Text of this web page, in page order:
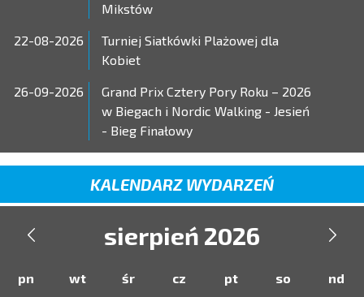
Mikstów
22-08-2026
Turniej Siatkówki Plażowej dla
Kobiet
26-09-2026
Grand Prix Cztery Pory Roku – 2026
w Biegach i Nordic Walking - Jesień
- Bieg Finałowy
KALENDARZ WYDARZEŃ
 sierpień 2026 
pn wt śr cz pt so nd